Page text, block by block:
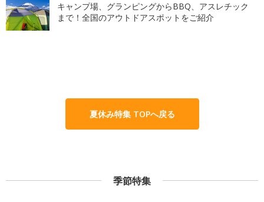
キャンプ場、グランピングからBBQ、アスレチック
まで！全国のアウトドアスポットをご紹介
夏休み特集 TOPへ戻る
季節特集